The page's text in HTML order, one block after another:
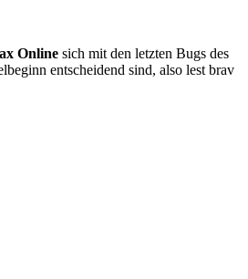
Online sich mit den letzten Bugs des
entscheidend sind, also lest brav